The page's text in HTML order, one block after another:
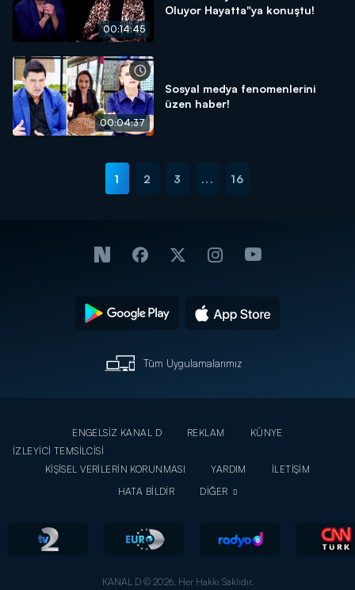
00:14:45
Oluyor Hayatta"ya konuştu!
00:04:37
Sosyal medya fenomenlerini
üzen haber!
1 2 3 ... 16
Tüm Uygulamalarımız
ENGELSİZ KANAL D REKLAM
KÜNYE
İZLEYİCİ TEMSİLCİSİ
KİŞİSEL VERİLERİN KORUNMASI
YARDIM
İLETİŞİM
HATA BİLDİR
DİĞER
KANAL D © 2026. Her Hakkı Saklıdır.